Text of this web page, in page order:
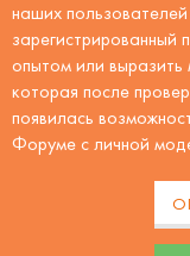
наших
зарегистрированный
опытом или выразить
которая после
появилась
Форуме с личной